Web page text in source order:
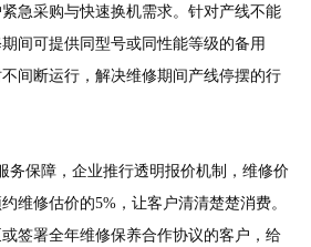
急采购与快速换机需求。针对产线不能
间可提供同型号或同性能等级的备用
间断运行，解决维修期间产线停摆的行
务保障，企业推行透明报价机制，维修价
维修估价的5%，让客户清清楚楚消费。
签署全年维修保养合作协议的客户，给